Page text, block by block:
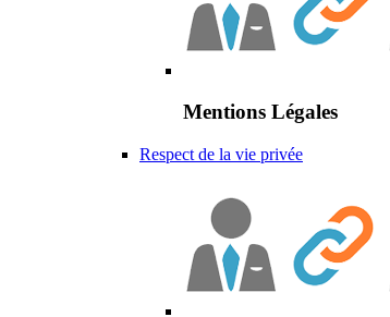
Mentions Légales
Respect de la vie privée